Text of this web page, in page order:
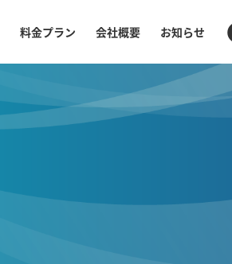
料金プラン 会社概要 お知らせ